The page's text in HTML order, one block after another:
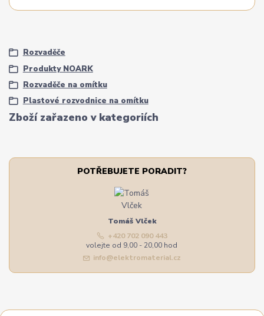
Zboží zařazeno v kategoriích
Rozvaděče
Produkty NOARK
Rozvaděče na omítku
Plastové rozvodnice na omítku
POTŘEBUJETE PORADIT?
Tomáš Vlček
+420 702 090 443
volejte od 9,00 - 20,00 hod
info@elektromaterial.cz